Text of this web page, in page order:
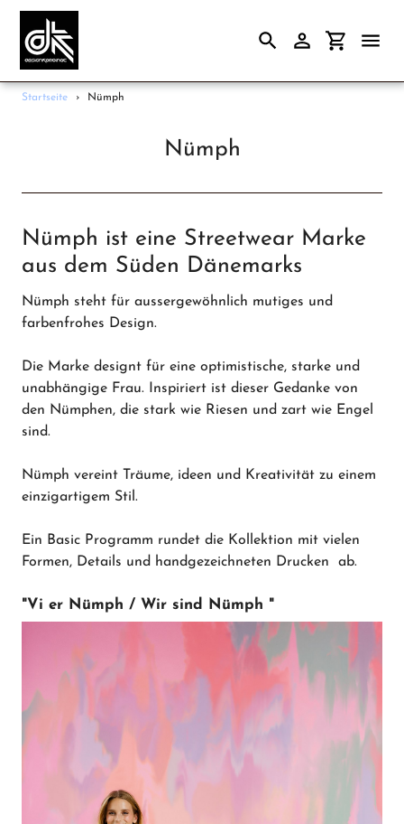
Direkt
SuchenEinloggen
Gutscheine
Ladengeschäft
Startseite › Nümph
Nümph
Nümph ist eine Streetwear Marke
aus dem Süden Dänemarks
Nümph steht für aussergewöhnlich mutiges und
farbenfrohes Design.
Die Marke designt für eine optimistische, starke und
unabhängige Frau. Inspiriert ist dieser Gedanke von
den Nümphen, die stark wie Riesen und zart wie Engel
sind.
Nümph vereint Träume, ideen und Kreativität zu einem
einzigartigem Stil.
Ein Basic Programm rundet die Kollektion mit vielen
Formen, Details und handgezeichneten Drucken ab.
"Vi er Nümph / Wir sind Nümph "